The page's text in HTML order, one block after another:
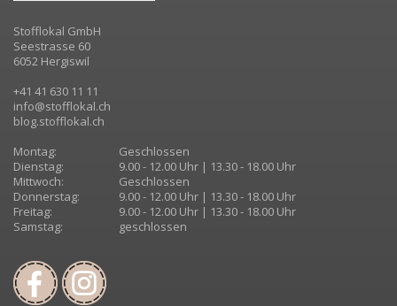
Stofflokal GmbH
Seestrasse 60
6052 Hergiswil
+41 41 630 11 11
info@stofflokal.ch
blog.stofflokal.ch
Montag:
Geschlossen
Dienstag:
9.00 - 12.00 Uhr | 13.30 - 18.00 Uhr
Mittwoch:
Geschlossen
Donnerstag:
9.00 - 12.00 Uhr | 13.30 - 18.00 Uhr
Freitag:
9.00 - 12.00 Uhr | 13.30 - 18.00 Uhr
Samstag:
geschlossen